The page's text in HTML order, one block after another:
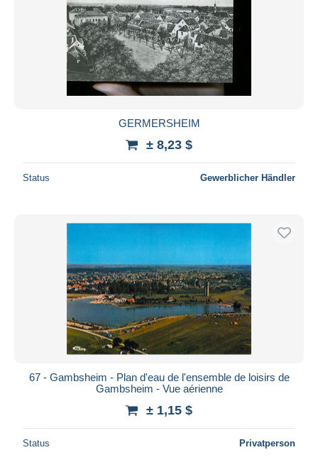
GERMERSHEIM
± 8,23 $
Status Gewerblicher Händler
67 - Gambsheim - Plan d'eau de l'ensemble de loisirs de
Gambsheim - Vue aérienne
± 1,15 $
Status Privatperson